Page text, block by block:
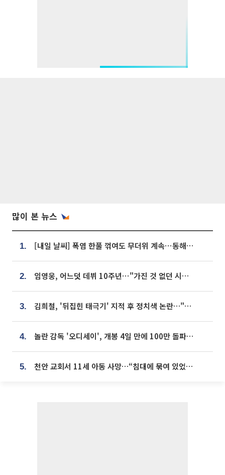
많이 본 뉴스
1. [내일 날씨] 폭염 한풀 꺾여도 무더위 계속⋯동해안 이틀 연속 비
2. 임영웅, 어느덧 데뷔 10주년⋯"가진 것 없던 시절, 내 앞엔 20명의 팬뿐"
3. 김희철, '뒤집힌 태극기' 지적 후 정치색 논란…"좌우 떠나 우리나라 국기"
4. 놀란 감독 '오디세이', 개봉 4일 만에 100만 돌파⋯'왕사남' 보다 빠르다
5. 천안 교회서 11세 아동 사망…“침대에 묶여 있었다” 진술 확보